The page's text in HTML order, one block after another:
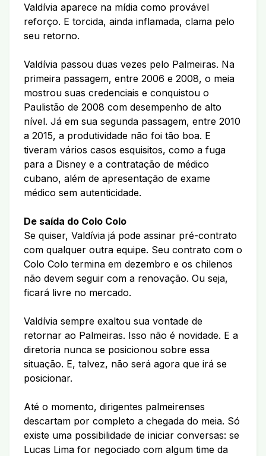
Valdívia aparece na mídia como provável
reforço. E torcida, ainda inflamada, clama pelo
seu retorno.
Valdívia passou duas vezes pelo Palmeiras. Na
primeira passagem, entre 2006 e 2008, o meia
mostrou suas credenciais e conquistou o
Paulistão de 2008 com desempenho de alto
nível. Já em sua segunda passagem, entre 2010
a 2015, a produtividade não foi tão boa. E
tiveram vários casos esquisitos, como a fuga
para a Disney e a contratação de médico
cubano, além de apresentação de exame
médico sem autenticidade.
De saída do Colo Colo
Se quiser, Valdívia já pode assinar pré-contrato
com qualquer outra equipe. Seu contrato com o
Colo Colo termina em dezembro e os chilenos
não devem seguir com a renovação. Ou seja,
ficará livre no mercado.
Valdívia sempre exaltou sua vontade de
retornar ao Palmeiras. Isso não é novidade. E a
diretoria nunca se posicionou sobre essa
situação. E, talvez, não será agora que irá se
posicionar.
Até o momento, dirigentes palmeirenses
descartam por completo a chegada do meia. Só
existe uma possibilidade de iniciar conversas: se
Lucas Lima for negociado com algum time da